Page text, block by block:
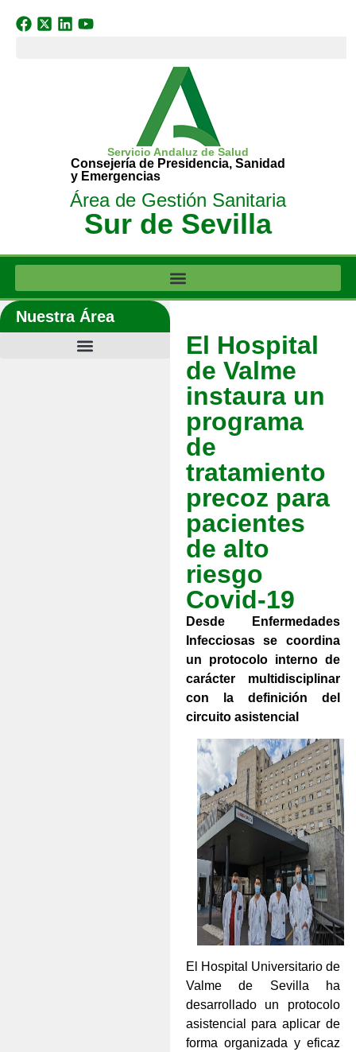
Servicio Andaluz de Salud
Consejería de Presidencia, Sanidad
y Emergencias
Área de Gestión Sanitaria
Sur de Sevilla
Nuestra Área
El Hospital
de Valme
instaura un
programa
de
tratamiento
precoz para
pacientes
de alto
riesgo
Covid-19
Desde Enfermedades
Infecciosas se coordina
un protocolo interno de
carácter multidisciplinar
con la definición del
circuito asistencial
El Hospital Universitario de
Valme de Sevilla ha
desarrollado un protocolo
asistencial para aplicar de
forma organizada y eficaz